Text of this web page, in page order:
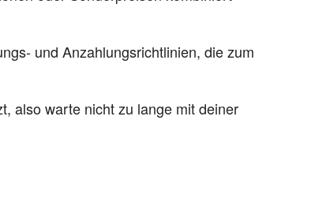
und Anzahlungsrichtlinien, die zum
also warte nicht zu lange mit deiner